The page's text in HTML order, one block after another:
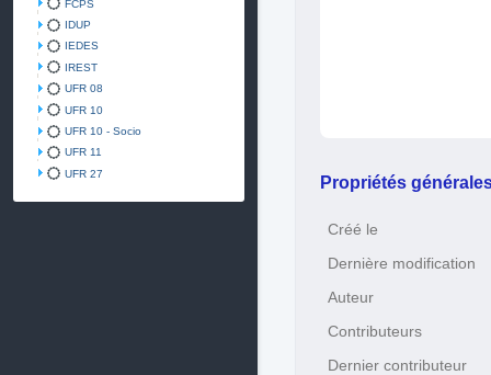
FCPS
IDUP
IEDES
IREST
UFR 08
UFR 10
UFR 10 - Socio
UFR 11
UFR 27
Propriétés
Créé le
Dernière modification
Auteur
Contributeurs
Dernier contributeur